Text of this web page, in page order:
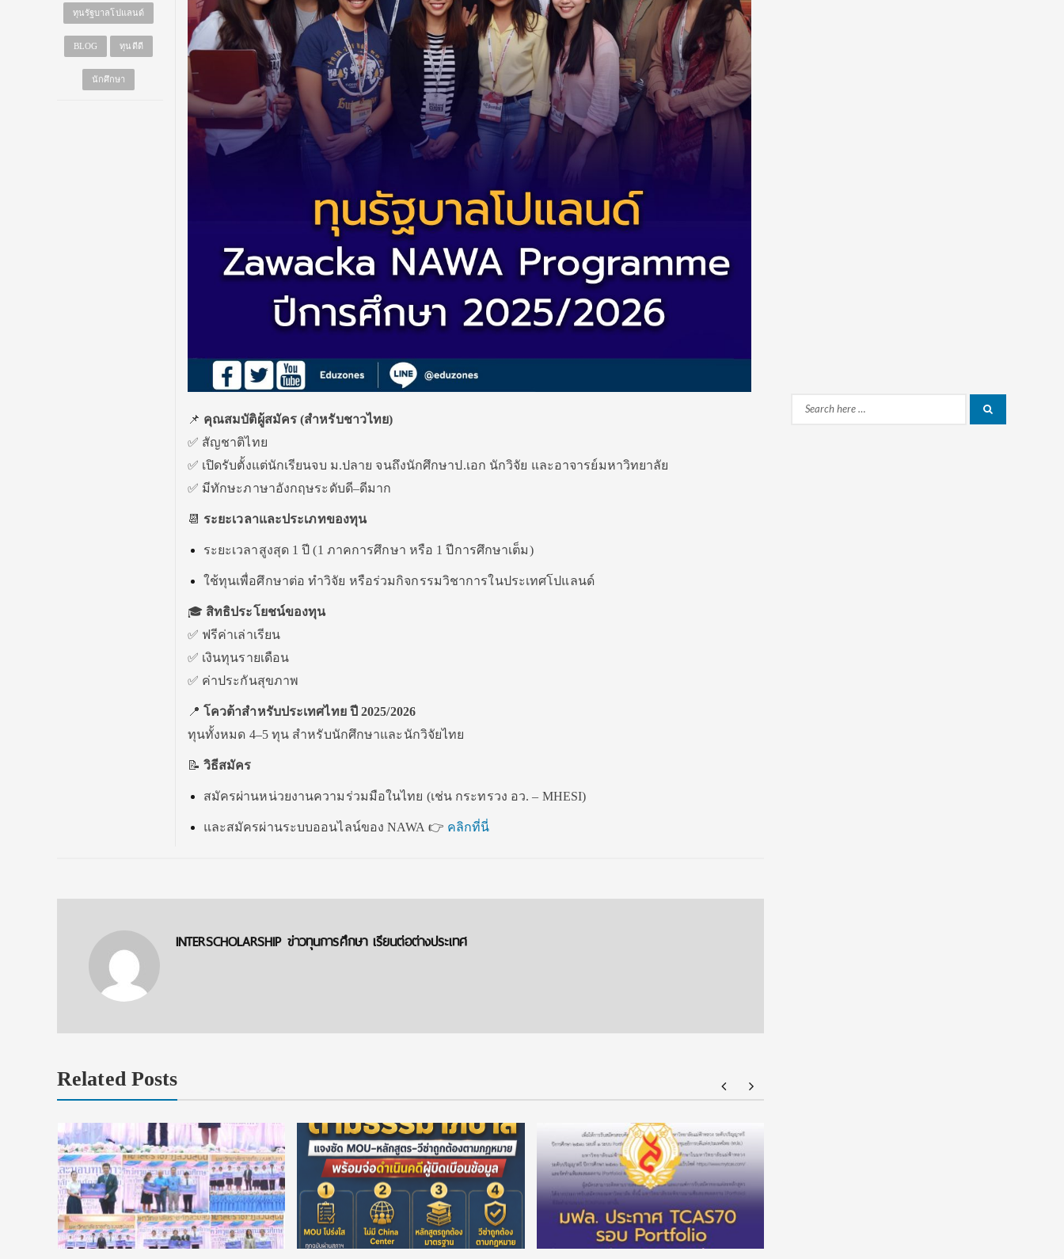
ทุนรัฐบาลโปแลนด์
BLOG ทุนดีดี
นักศึกษา
📌 คุณสมบัติผู้สมัคร (สำหรับชาวไทย)
✅ สัญชาติไทย
✅ เปิดรับตั้งแต่นักเรียนจบ ม.ปลาย จนถึงนักศึกษาป.เอก นักวิจัย และอาจารย์มหาวิทยาลัย
✅ มีทักษะภาษาอังกฤษระดับดี–ดีมาก
📆 ระยะเวลาและประเภทของทุน
ระยะเวลาสูงสุด 1 ปี (1 ภาคการศึกษา หรือ 1 ปีการศึกษาเต็ม)
ใช้ทุนเพื่อศึกษาต่อ ทำวิจัย หรือร่วมกิจกรรมวิชาการในประเทศโปแลนด์
🎓 สิทธิประโยชน์ของทุน
✅ ฟรีค่าเล่าเรียน
✅ เงินทุนรายเดือน
✅ ค่าประกันสุขภาพ
📍 โควต้าสำหรับประเทศไทย ปี 2025/2026
ทุนทั้งหมด 4–5 ทุน สำหรับนักศึกษาและนักวิจัยไทย
📝 วิธีสมัคร
สมัครผ่านหน่วยงานความร่วมมือในไทย (เช่น กระทรวง อว. – MHESI)
และสมัครผ่านระบบออนไลน์ของ NAWA 👉 คลิกที่นี่
INTERSCHOLARSHIP ข่าวทุนการศึกษา เรียนต่อต่างประเทศ
Related Posts
Search